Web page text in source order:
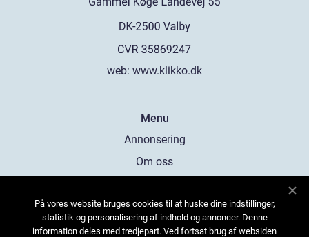
web: www.klikko.dk
Menu
Annonsering
Om oss
Kontakta oss
Sitemap
På vores website bruges cookies til at huske dine indstillinger,
statistik og personalisering af indhold og annoncer. Denne
information deles med tredjepart. Ved fortsat brug af websiden